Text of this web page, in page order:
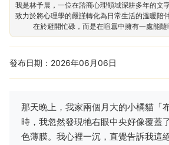
我是林予晨，一位在諮商心理領域深耕多年的文
致力於將心理學的嚴謹轉化為日常生活的溫暖陪
在於避開忙碌，而是在喧囂中擁有一處能隨
發布日期：2026年06月06日
那天晚上，我家兩個月大的小橘貓「
時，我忽然發現牠右眼中央好像覆蓋
色薄膜。我心裡一沉，直覺告訴我這